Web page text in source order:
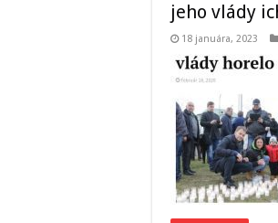
jeho vlády
18 januára, 2023